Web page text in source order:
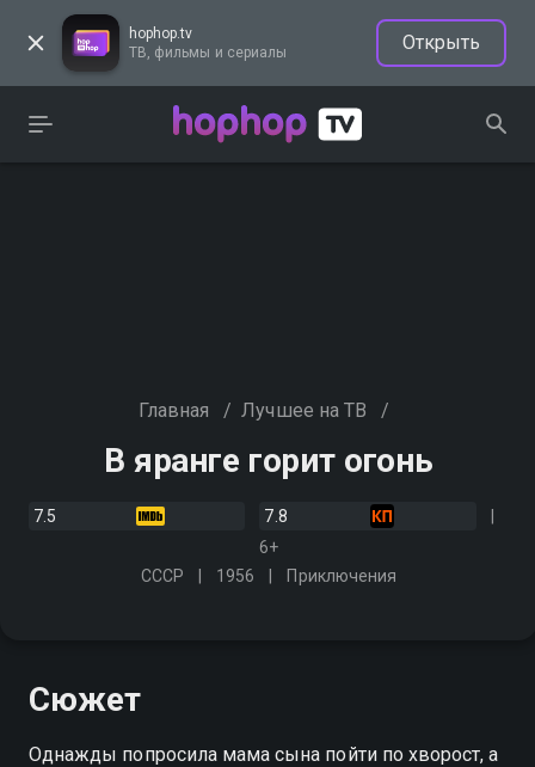
hophop.tv
ТВ, фильмы и сериалы
Открыть
Главная / Лучшее на ТВ /
В яранге горит огонь
7.5
7.8
6+
СССР
1956 Приключения
Сюжет
Однажды попросила мама сына пойти по хворост, а